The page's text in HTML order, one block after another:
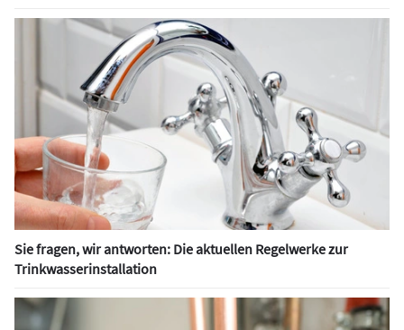
Sie fragen, wir antworten: Die aktuellen Regelwerke zur
Trinkwasserinstallation